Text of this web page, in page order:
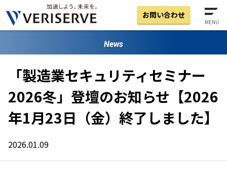
お問い合わせ
MENU
News
「製造業セキュリティセミナー
2026冬」登壇のお知らせ【2026
年1月23日（金）終了しました】
2026.01.09